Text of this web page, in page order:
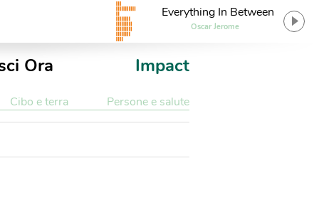
Everything In Between
Oscar Jerome
Ora Impact
Cibo e terra Persone e salute